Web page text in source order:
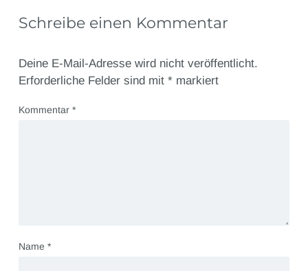
Schreibe einen Kommentar
Deine E-Mail-Adresse wird nicht veröffentlicht.
Erforderliche Felder sind mit *markiert
Kommentar *
Name *